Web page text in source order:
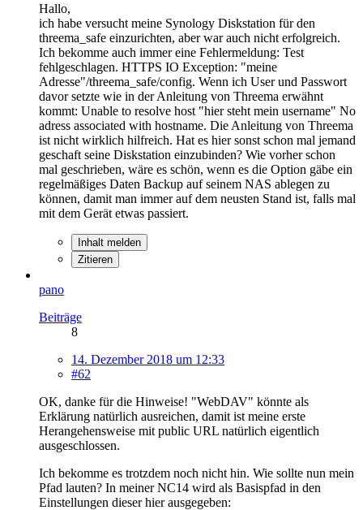
Hallo,
ich habe versucht meine Synology Diskstation für den
threema_safe einzurichten, aber war auch nicht erfolgreich.
Ich bekomme auch immer eine Fehlermeldung: Test
fehlgeschlagen. HTTPS IO Exception: "meine
Adresse"/threema_safe/config. Wenn ich User und Passwort
davor setzte wie in der Anleitung von Threema erwähnt
kommt: Unable to resolve host "hier steht mein username" No
adress associated with hostname. Die Anleitung von Threema
ist nicht wirklich hilfreich. Hat es hier sonst schon mal jemand
geschaft seine Diskstation einzubinden? Wie vorher schon
mal geschrieben, wäre es schön, wenn es die Option gäbe ein
regelmäßiges Daten Backup auf seinem NAS ablegen zu
können, damit man immer auf dem neusten Stand ist, falls mal
mit dem Gerät etwas passiert.
Inhalt melden
Zitieren
pano
Beiträge
8
14. Dezember 2018 um 12:33
#62
OK, danke für die Hinweise! "WebDAV" könnte als
Erklärung natürlich ausreichen, damit ist meine erste
Herangehensweise mit public URL natürlich eigentlich
ausgeschlossen.
Ich bekomme es trotzdem noch nicht hin. Wie sollte nun mein
Pfad lauten? In meiner NC14 wird als Basispfad in den
Einstellungen dieser hier ausgegeben: